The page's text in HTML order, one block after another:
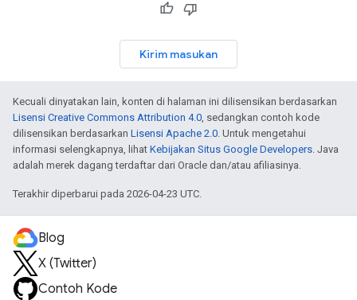
Kirim masukan
Kecuali dinyatakan lain, konten di halaman ini dilisensikan berdasarkan
Lisensi Creative Commons Attribution 4.0, sedangkan contoh kode
dilisensikan berdasarkan Lisensi Apache 2.0. Untuk mengetahui
informasi selengkapnya, lihat Kebijakan Situs Google Developers. Java
adalah merek dagang terdaftar dari Oracle dan/atau afiliasinya.
Terakhir diperbarui pada 2026-04-23 UTC.
Blog
X (Twitter)
Contoh Kode